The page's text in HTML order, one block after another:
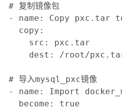
# 复制镜像包
- name: Copy pxc.tar
  copy:
    src: pxc.tar
dest: /root/
# 导入mysql_pxc镜像
- name: Import
  become: true